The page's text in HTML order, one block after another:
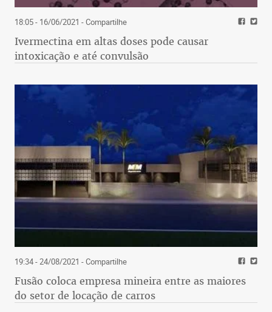
18:05 - 16/06/2021 - Compartilhe
Ivermectina em altas doses pode causar
intoxicação e até convulsão
19:34 - 24/08/2021 - Compartilhe
Fusão coloca empresa mineira entre as maiores
do setor de locação de carros